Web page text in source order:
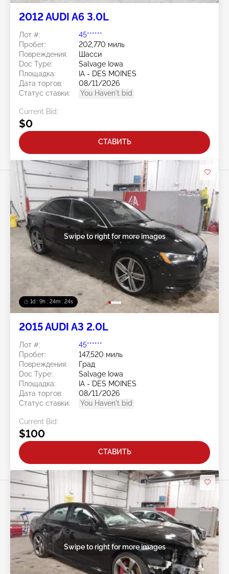
2012 AUDI A6 3.0L
Лот #:
45******
Пробег:
202,770 миль
Повреждения:
Шасси
Doc Type:
Salvage Iowa
Площадка:
IA - DES MOINES
Дата торгов:
08/11/2026
Статус ставки:
You Haven't bid
Current Bid:
$0
СТАВИТЬ
1d : 9h : 24m : 22s
Swipe to right for more images
2015 AUDI A3 2.0L
Лот #:
45******
Пробег:
147,520 миль
Повреждения:
Град
Doc Type:
Salvage Iowa
Площадка:
IA - DES MOINES
Дата торгов:
08/11/2026
Статус ставки:
You Haven't bid
Current Bid:
$100
СТАВИТЬ
Swipe to right for more images